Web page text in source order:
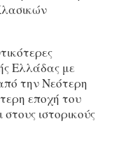
Ελλάδας με
την Νεότερη
εποχή του
ιστορικούς